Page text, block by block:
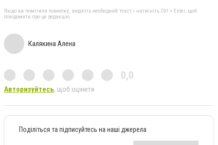
Якщо ви помітили помилку, виділіть необхідний текст і натисніть Ctrl + Enter, щоб
повідомити про це редакцію
Калякина Алена
0,0
Авторизуйтесь, щоб оцінити
Поділіться та підписуйтесь на наші джерела